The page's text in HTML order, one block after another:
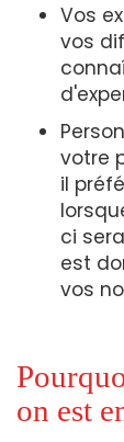
Vos
vos
votre
il
ci
est
vos
on est